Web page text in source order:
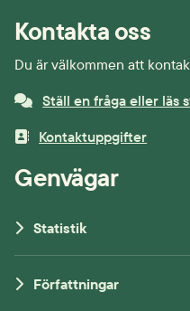
Kontakta oss
Du är välkommen att
Ställ en fråga eller läs
Kontaktuppgifter
Genvägar
Statistik
Författningar